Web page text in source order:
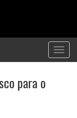
para o